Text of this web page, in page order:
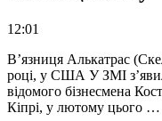
12:01
В’язниця Алькатрас
році, у США У ЗМІ
відомого бізнесмена
Кіпрі, у лютому цього …